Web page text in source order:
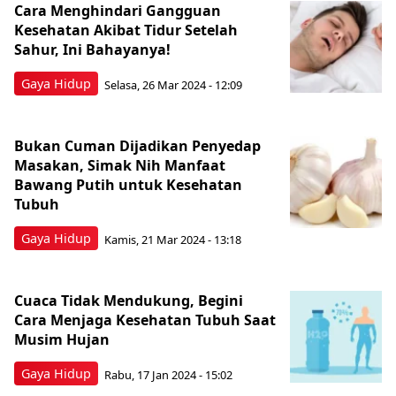
Gaya Hidup
Cara Menghindari Gangguan
Kesehatan Akibat Tidur Setelah
Sahur, Ini Bahayanya!
Selasa, 26 Mar 2024 - 12:09
Gaya Hidup
Bukan Cuman Dijadikan Penyedap
Masakan, Simak Nih Manfaat
Bawang Putih untuk Kesehatan
Tubuh
Kamis, 21 Mar 2024 - 13:18
Gaya Hidup
Cuaca Tidak Mendukung, Begini
Cara Menjaga Kesehatan Tubuh Saat
Musim Hujan
Rabu, 17 Jan 2024 - 15:02